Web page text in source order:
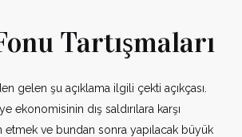
Tartışmaları
gelen şu açıklama ilgili çekti açıkçası.
ekonomisinin dış saldırılara karşı
etmek ve bundan sonra yapılacak büyük